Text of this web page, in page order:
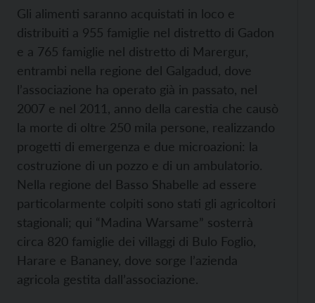
Gli alimenti saranno acquistati in loco e
distribuiti a 955 famiglie nel distretto di Gadon
e a 765 famiglie nel distretto di Marergur,
entrambi nella regione del Galgadud, dove
l’associazione ha operato già in passato, nel
2007 e nel 2011, anno della carestia che causò
la morte di oltre 250 mila persone, realizzando
progetti di emergenza e due microazioni: la
costruzione di un pozzo e di un ambulatorio.
Nella regione del Basso Shabelle ad essere
particolarmente colpiti sono stati gli agricoltori
stagionali; qui “Madina Warsame” sosterrà
circa 820 famiglie dei villaggi di Bulo Foglio,
Harare e Bananey, dove sorge l’azienda
agricola gestita dall’associazione.